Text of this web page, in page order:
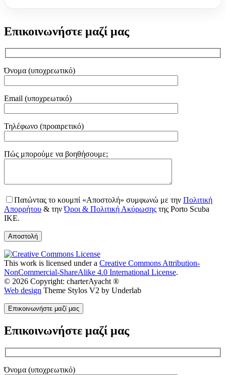
Επικοινωνήστε μαζί μας
Όνομα (υποχρεωτικό)
Email (υποχρεωτικό)
Τηλέφωνο (προαιρετικό)
Gender
Πώς μπορούμε να βοηθήσουμε;
Πατώντας το κουμπί «Αποστολή» συμφωνώ με την Πολιτική
Απορρήτου & τηνΌροι & Πολιτική Ακύρωσης της Porto Scuba
IKE.
This work is licensed under a Creative Commons Attribution-
NonCommercial-ShareAlike 4.0 International License.
© 2026 Copyright: charterAyacht ®
Web design Theme Stylos V2 by Underlab
Επικοινωνήστε μαζί μας
Επικοινωνήστε μαζί μας
Όνομα (υποχρεωτικό)